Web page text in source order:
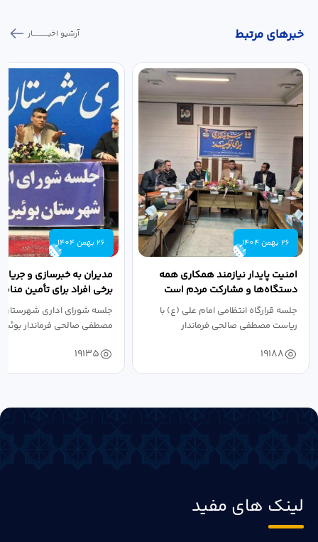
خبر‌های مرتبط آرشیو اخبـــــــــــار
26 بهمن 1404
امنیت پایدار نیازمند همکاری همه
دستگاه‌ها و مشارکت مردم است
جلسه قرارگاه انتظامی امام علی (ع) با
ریاست مصطفی صالحی فرماندار
19188
26 بهمن 1404
مدیران به خبرسازی و
برخی افراد برای تأمین
توجهی نکنند
جلسه شورای اداری شهرستان
مصطفی صالحی فرماندار
19135
لینک های مفید